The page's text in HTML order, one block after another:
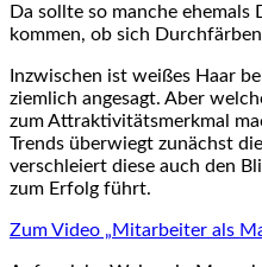
Da sollte so manche ehemals
kommen, ob sich
Inzwischen ist weißes Haar
ziemlich angesagt. Aber
zum Attraktivitätsmerkmal
Trends überwiegt zunächst
verschleiert diese auch den
zum Erfolg führt.
Zum Video „Mitarbeiter als